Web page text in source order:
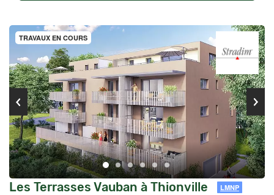
TRAVAUX EN COURS
Les Terrasses Vauban à Thionville LMNP